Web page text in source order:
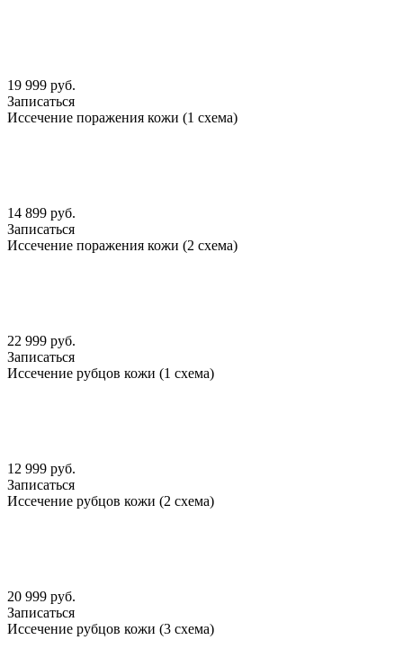
19 999 руб.
Записаться
Иссечение поражения кожи (1 схема)
14 899 руб.
Записаться
Иссечение поражения кожи (2 схема)
22 999 руб.
Записаться
Иссечение рубцов кожи (1 схема)
12 999 руб.
Записаться
Иссечение рубцов кожи (2 схема)
20 999 руб.
Записаться
Иссечение рубцов кожи (3 схема)